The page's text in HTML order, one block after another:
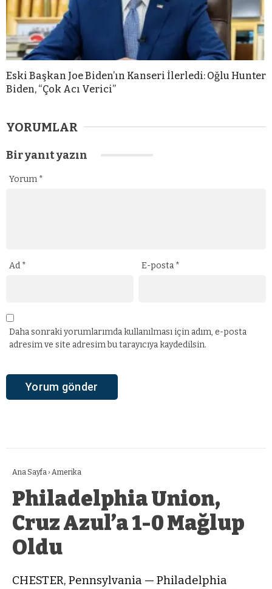
Eski Başkan Joe Biden’ın Kanseri İlerledi: Oğlu Hunter
Biden, “Çok Acı Verici”
YORUMLAR
Bir yanıt yazın
Yorum *
Ad * E-posta *
Daha sonraki yorumlarımda kullanılması için adım, e-posta
adresim ve site adresim bu tarayıcıya kaydedilsin.
Ana Sayfa › Amerika
Philadelphia Union,
Cruz Azul’a 1-0 Mağlup
Oldu
CHESTER, Pennsylvania — Philadelphia